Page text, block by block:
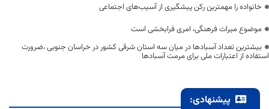
خانواده را مهمترین رکن پیشگیری از آسیب‌های اجتماعی
موضوع میراث فرهنگی، امری فرابخشی است
بیشترین تعداد آسبادها در میان سه استان شرقی کشور در خراسان جنوبی ،ضرورت
استفاده از اعتبارات ملی برای مرمت آسبادها
پیشنهادی: